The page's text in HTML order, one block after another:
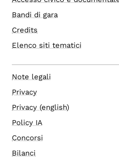
Bandi di gara
Credits
Elenco siti tematici
Note legali
Privacy
Privacy (english)
Policy IA
Concorsi
Bilanci